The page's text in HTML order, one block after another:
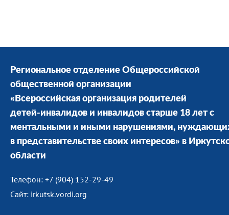
Региональное отделение Общероссийской
общественной организации
«Всероссийская организация родителей
детей-инвалидов и инвалидов старше 18 лет с
ментальными и иными нарушениями,
в представительстве своих интересов» в
области
Телефон: +7 (904) 152-29-49
Сайт: irkutsk.vordi.org